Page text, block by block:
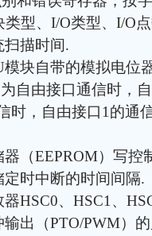
型、I/O类型、I/O
扫描时间.
模块自带的模拟电位
自由接口通信时，
时，自由接口1的通
（EEPROM）写控
定时中断的时间间隔.
HSC0、HSC1、
出（PTO/PWM）